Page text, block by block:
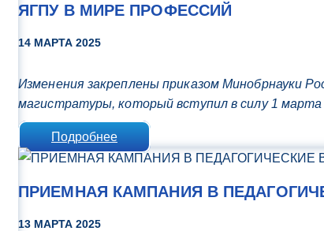
ЯГПУ В МИРЕ ПРОФЕССИЙ
14 МАРТА 2025
Изменения закреплены приказом Минобрнауки
магистратуры, который вступил в силу 1 марта
Подробнее
ПРИЕМНАЯ КАМПАНИЯ В
13 МАРТА 2025